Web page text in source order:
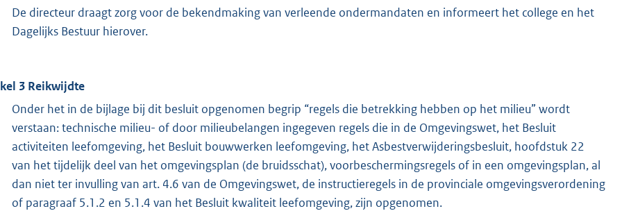
De directeur draagt zorg voor de bekendmaking van verleende ondermandaten en informeert het college en het
Dagelijks Bestuur hierover.
3 Reikwijdte
Onder het in de bijlage bij dit besluit opgenomen begrip “regels die betrekking hebben op het milieu” wordt
verstaan: technische milieu- of door milieubelangen ingegeven regels die in de Omgevingswet, het Besluit
activiteiten leefomgeving, het Besluit bouwwerken leefomgeving, het Asbestverwijderingsbesluit, hoofdstuk 22
van het tijdelijk deel van het omgevingsplan (de bruidsschat), voorbeschermingsregels of in een omgevingsplan, al
dan niet ter invulling van art. 4.6 van de Omgevingswet, de instructieregels in de provinciale omgevingsverordening
of paragraaf 5.1.2 en 5.1.4 van het Besluit kwaliteit leefomgeving, zijn opgenomen.